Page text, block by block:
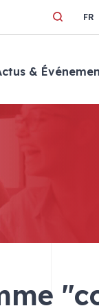
FR
&